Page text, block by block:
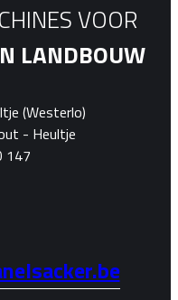
VOOR
LANDBOUW
(Westerlo)
- Heultje
147